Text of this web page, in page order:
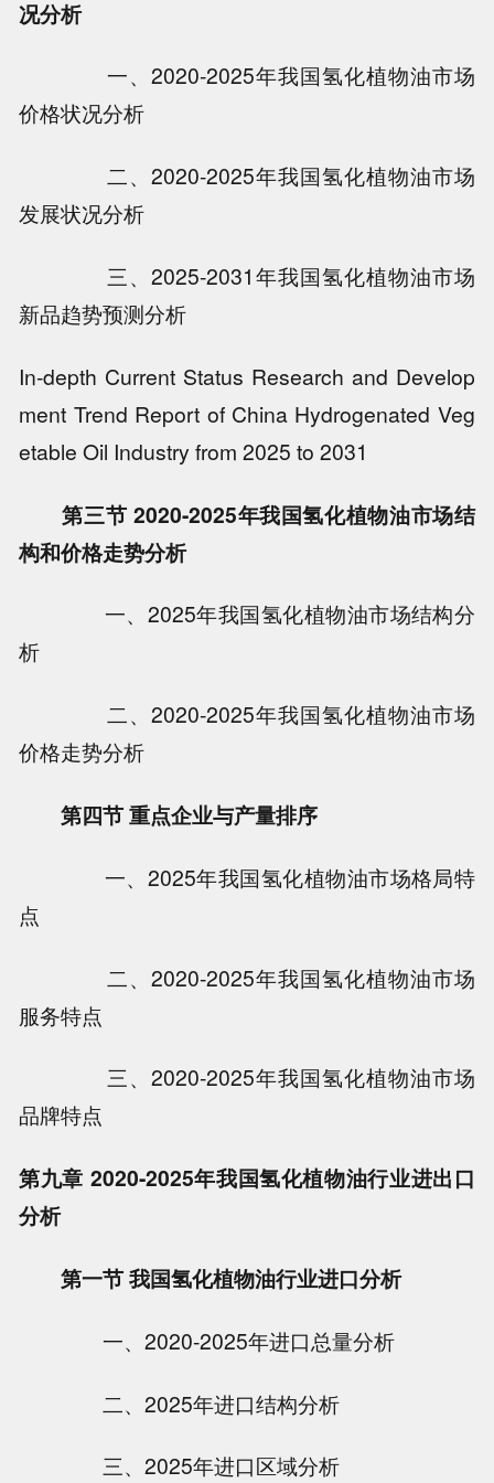
况分析
一、2020-2025年我国氢化植物油市场
价格状况分析
二、2020-2025年我国氢化植物油市场
发展状况分析
三、2025-2031年我国氢化植物油市场
新品趋势预测分析
In-depth Current Status Research and Develop
ment Trend Report of China Hydrogenated Veg
etable Oil Industry from 2025 to 2031
第三节 2020-2025年我国氢化植物油市场结
构和价格走势分析
一、2025年我国氢化植物油市场结构分
析
二、2020-2025年我国氢化植物油市场
价格走势分析
第四节 重点企业与产量排序
一、2025年我国氢化植物油市场格局特
点
二、2020-2025年我国氢化植物油市场
服务特点
三、2020-2025年我国氢化植物油市场
品牌特点
第九章 2020-2025年我国氢化植物油行业进出口
分析
第一节 我国氢化植物油行业进口分析
一、2020-2025年进口总量分析
二、2025年进口结构分析
三、2025年进口区域分析